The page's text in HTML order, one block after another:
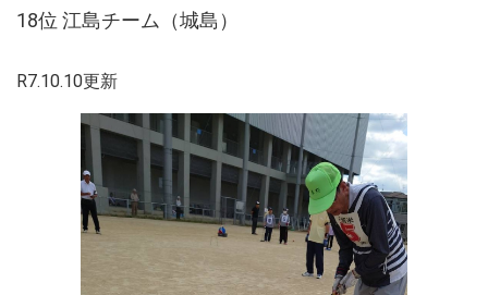
18位 江島チーム（城島）
R7.10.10更新